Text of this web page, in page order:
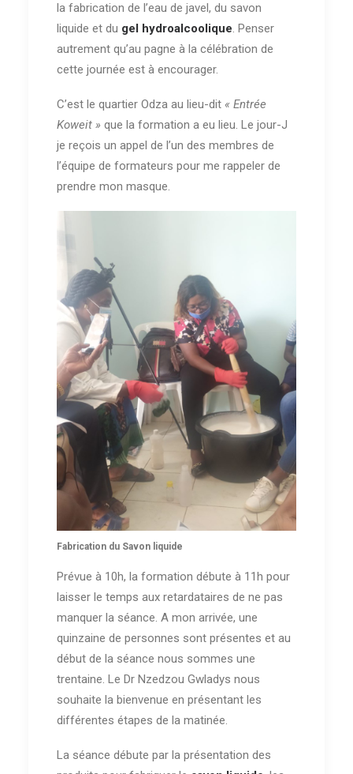
la fabrication de l’eau de javel, du savon
liquide et du gel hydroalcoolique. Penser
autrement qu’au pagne à la célébration de
cette journée est à encourager.
C’est le quartier Odza au lieu-dit « Entrée
Koweit » que la formation a eu lieu. Le jour-J
je reçois un appel de l’un des membres de
l’équipe de formateurs pour me rappeler de
prendre mon masque.
Fabrication du Savon liquide
Prévue à 10h, la formation débute à 11h pour
laisser le temps aux retardataires de ne pas
manquer la séance. A mon arrivée, une
quinzaine de personnes sont présentes et au
début de la séance nous sommes une
trentaine. Le Dr Nzedzou Gwladys nous
souhaite la bienvenue en présentant les
différentes étapes de la matinée.
La séance débute par la présentation des